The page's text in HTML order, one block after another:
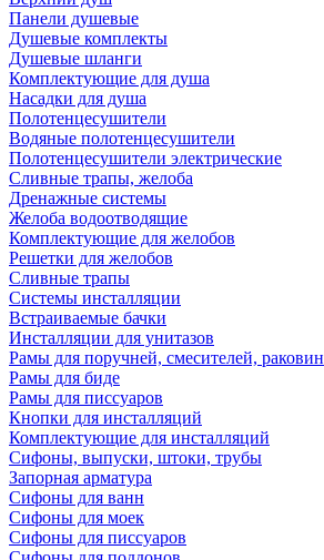
Панели душевые
Душевые комплекты
Душевые шланги
Комплектующие для душа
Насадки для душа
Полотенцесушители
Водяные полотенцесушители
Полотенцесушители электрические
Сливные трапы, желоба
Дренажные системы
Желоба водоотводящие
Комплектующие для желобов
Решетки для желобов
Сливные трапы
Системы инсталляции
Встраиваемые бачки
Инсталляции для унитазов
Рамы для поручней, смесителей, раковин
Рамы для биде
Рамы для писсуаров
Кнопки для инсталляций
Комплектующие для инсталляций
Сифоны, выпуски, штоки, трубы
Запорная арматура
Сифоны для ванн
Сифоны для моек
Сифоны для писсуаров